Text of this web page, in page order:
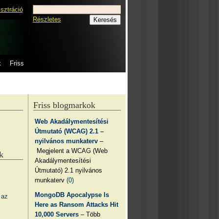
Friss
Részletes
Friss blogmarkok
Web Akadálymentesítési
Útmutató (WCAG) 2.1 –
nyilvános munkaterv –
Megjelent a WCAG (Web
Akadálymentesítési
Útmutató) 2.1 nyilvános
munkaterv(0)
MongoDB Apocalypse Is
Here as Ransom Attacks Hit
10,000 Servers – Több